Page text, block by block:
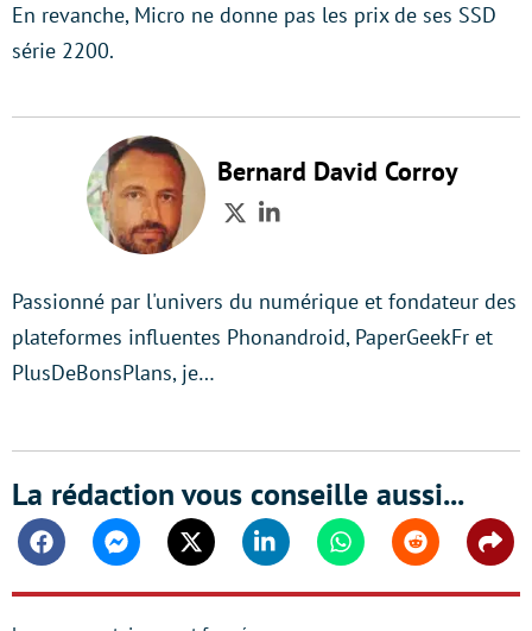
En revanche, Micro ne donne pas les prix de ses SSD
série 2200.
Bernard David Corroy
TwitterLinkedIn
Passionné par l'univers du numérique et fondateur des
plateformes influentes Phonandroid, PaperGeekFr et
PlusDeBonsPlans, je…
La rédaction vous conseille aussi...
FacebookMessengerTwitter Linkedin WhatsappReddit